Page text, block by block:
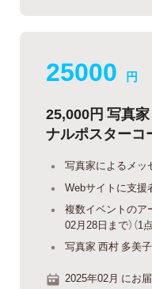
25000 円
25,000円 写真
ナルポスターコ
写真家によるメッ
Webサイトに支援
複数イベントのア
02月28日まで）（1点
写真家 西村 多美
2025年02月 にお